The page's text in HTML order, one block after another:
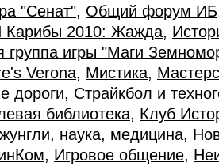
"Сенат", Общий форум ИБ
Карибы 2010: Жажда,
группа игры "Маги
Verona, Мистика,
дороги, Страйкбол и
библиотека, Клуб
наука, медицина,
, Игровое общение,